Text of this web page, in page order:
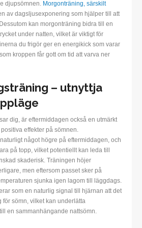
djupsömnen. Morgonträning, särskilt
av dagsljusexponering som hjälper till att
kan morgonträning bidra till en
under natten, vilket är viktigt för
du frigör ger en energikick som varar
kroppen får gott om tid att varva ner
– utnyttja
dig, är eftermiddagen också en utmärkt
effekter på sömnen.
något högre på eftermiddagen, och
på topp, vilket potentiellt kan leda till
skaderisk. Träningen höjer
men eftersom passet sker på
sjunka igen lagom till läggdags.
som en naturlig signal till hjärnan att det
för sömn, vilket kan underlätta
en sammanhängande nattsömn.